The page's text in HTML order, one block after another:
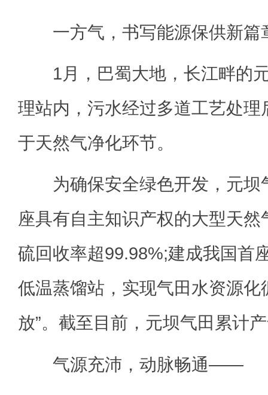
一方气，书写能源保供新篇
1月，巴蜀大地，长江畔的元
理站内，污水经过多道工艺处理
于天然气净化环节。
为确保安全绿色开发，元坝
座具有自主知识产权的大型天
硫回收率超99.98%;建成我国首
低温蒸馏站，实现气田水资源化
放”。截至目前，元坝气田累计
气源充沛，动脉畅通——